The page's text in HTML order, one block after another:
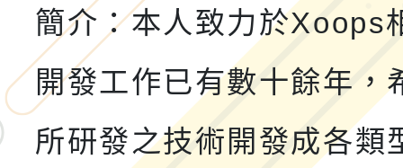
運動系列徵選頒獎典禮
成果展」
2026城鎮韌性防空演習
桃園市大溪自造教育及
年八月份教師研習
國立成功大學辦理「台
簡介：本人致力於Xoops
開發工作已有數十餘年，
所研發之技術開發成各類